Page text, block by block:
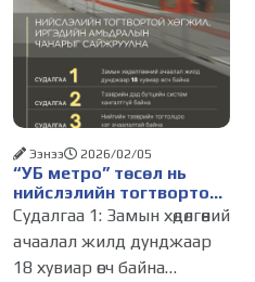
“УБ метро” төсөл нь
нийслэлийн тогтвортой
хөгжил, иргэдийн
амьдралын чанарыг
сайжруулах зайлшгүй
шийдэл юм
Ээнээ 2026/02/05
Судалгаа 1: Замын хөдөлгөөний
ачаалал жилд дунджаар
18 хувиар өсч байна